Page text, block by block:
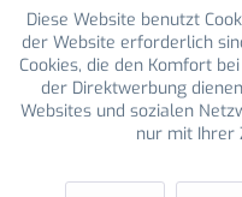
Diese Website benutzt
der Website erforderlich
Cookies, die den Komfort
der Direktwerbung
Websites und sozialen
nur mit Ihrer